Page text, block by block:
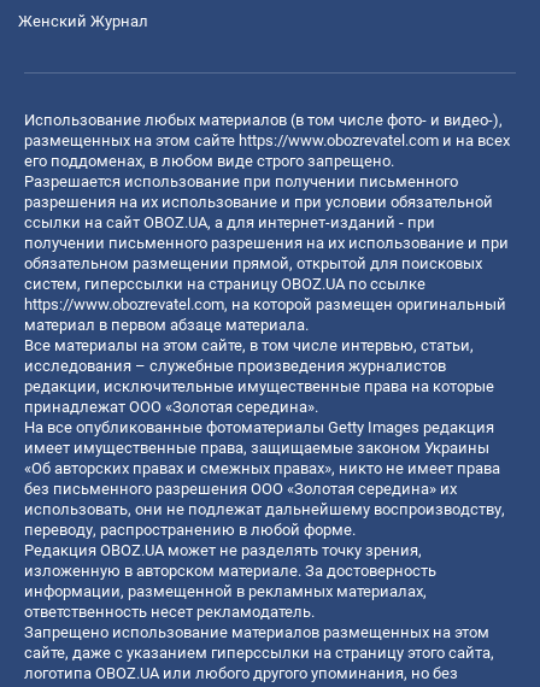
Женский Журнал
Использование любых материалов (в том числе фото- и видео-),
размещенных на этом сайте https://www.obozrevatel.com и на всех
его поддоменах, в любом виде строго запрещено.
Разрешается использование при получении письменного
разрешения на их использование и при условии обязательной
ссылки на сайт OBOZ.UA, а для интернет-изданий - при
получении письменного разрешения на их использование и при
обязательном размещении прямой, открытой для поисковых
систем, гиперссылки на страницу OBOZ.UA по ссылке
https://www.obozrevatel.com, на которой размещен оригинальный
материал в первом абзаце материала.
Все материалы на этом сайте, в том числе интервью, статьи,
исследования – служебные произведения журналистов
редакции, исключительные имущественные права на которые
принадлежат ООО «Золотая середина».
На все опубликованные фотоматериалы Getty Images редакция
имеет имущественные права, защищаемые законом Украины
«Об авторских правах и смежных правах», никто не имеет права
без письменного разрешения ООО «Золотая середина» их
использовать, они не подлежат дальнейшему воспроизводству,
переводу, распространению в любой форме.
Редакция OBOZ.UA может не разделять точку зрения,
изложенную в авторском материале. За достоверность
информации, размещенной в рекламных материалах,
ответственность несет рекламодатель.
Запрещено использование материалов размещенных на этом
сайте, даже с указанием гиперссылки на страницу этого сайта,
логотипа OBOZ.UA или любого другого упоминания, но без